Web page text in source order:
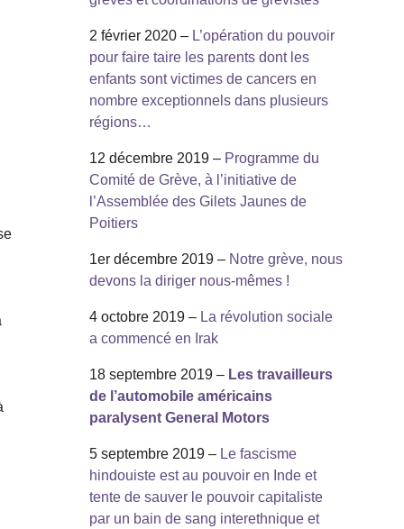
2 février 2020 – L’opération du pouvoir
pour faire taire les parents dont les
enfants sont victimes de cancers en
nombre exceptionnels dans plusieurs
régions…
12 décembre 2019 – Programme du
Comité de Grève, à l’initiative de
l’Assemblée des Gilets Jaunes de
Poitiers
1er décembre 2019 – Notre grève, nous
devons la diriger nous-mêmes !
4 octobre 2019 – La révolution sociale
a commencé en Irak
18 septembre 2019 – Les travailleurs
de l’automobile américains
paralysent General Motors
5 septembre 2019 – Le fascisme
hindouiste est au pouvoir en Inde et
tente de sauver le pouvoir capitaliste
par un bain de sang interethnique et